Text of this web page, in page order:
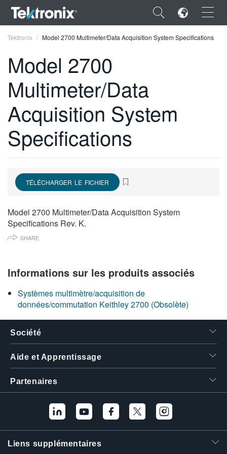
×
ENGLISH
FRANÇAIS
DEUTSCH
VIỆT NAM
简体中文
한국어
繁體中文
Tektronix Model 2700 Multimeter/Data Acquisition System Specifications
Model 2700
Multimeter/Data
Acquisition System
Specifications
TÉLÉCHARGER LE FICHIER
Model 2700 Multimeter/Data Acquisition System
Specifications Rev. K.
SHARE
Informations sur les produits associés
Systèmes multimètre/acquisition de
données/commutation Keithley 2700 (Obsolète)
Société
Aide et Apprentissage
Partenaires
Liens supplémentaires